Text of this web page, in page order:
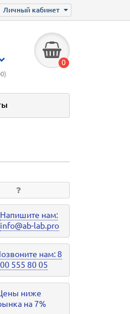
Личный кабинет
0
Напишите нам:
info@ab-lab.pro
нам: 8
555 80 05
ниже
на 7%